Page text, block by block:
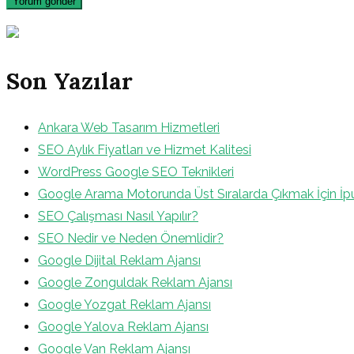
Son Yazılar
Ankara Web Tasarım Hizmetleri
SEO Aylık Fiyatları ve Hizmet Kalitesi
WordPress Google SEO Teknikleri
Google Arama Motorunda Üst Sıralarda Çıkmak İçin
SEO Çalışması Nasıl Yapılır?
SEO Nedir ve Neden Önemlidir?
Google Dijital Reklam Ajansı
Google Zonguldak Reklam Ajansı
Google Yozgat Reklam Ajansı
Google Yalova Reklam Ajansı
Google Van Reklam Ajansı